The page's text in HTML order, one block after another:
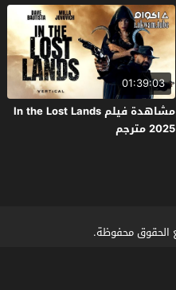
01:39:03
مشاهدة فيلم In the Lost Lands
2025 مترجم